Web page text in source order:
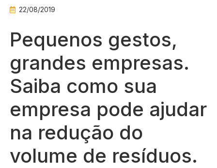
22/08/2019
Pequenos gestos,
grandes empresas.
Saiba como sua
empresa pode ajudar
na redução do
volume de resíduos.